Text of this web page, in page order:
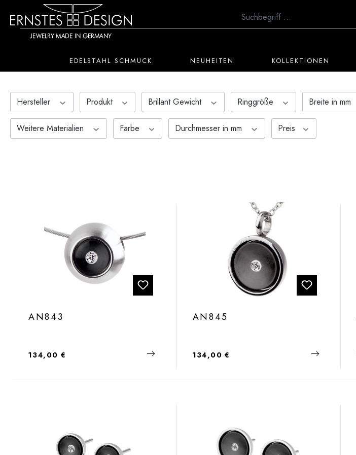
Hauptinhalt springen
Zur Suche springen
Zur Hauptnavigation springen
EDELSTAHL SCHMUCK NEUHEITEN KOLLEKTIONEN
Hersteller Produkt Brillant Gewicht Ringgröße Breite in mm
Weitere Materialien Farbe Durchmesser in mm Preis
AN843
Regulärer Preis:
134,00 €
AN845
Regulärer Preis:
134,00 €